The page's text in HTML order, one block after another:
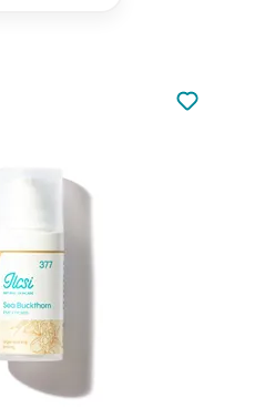
Nie dodano
Dodaj do